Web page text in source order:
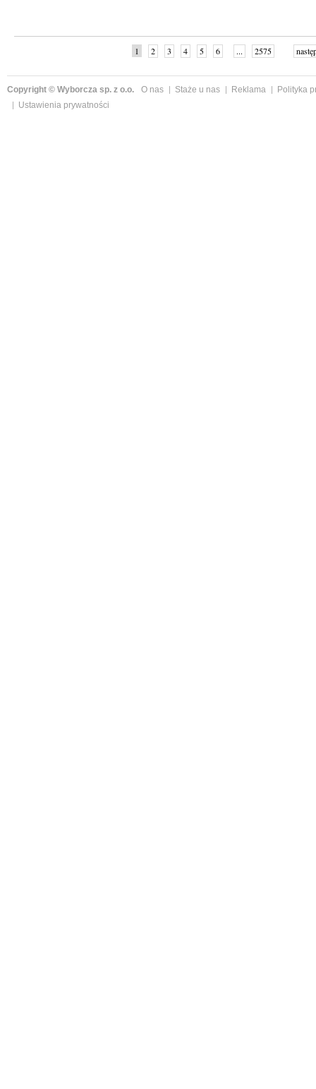
1 2 3 4 5 6 ... 2575
Copyright © Wyborcza sp. z o.o. O nas Staże u nas Reklama
Polityka
Ustawienia prywatności